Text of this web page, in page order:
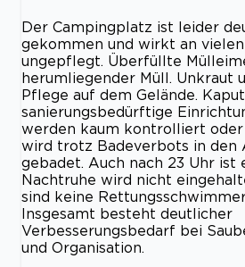
Der Campingplatz ist leider
gekommen und wirkt an
ungepflegt. Überfüllte
herumliegender Müll. Unkraut
Pflege auf dem Gelände.
sanierungsbedürftige
werden kaum kontrolliert oder
wird trotz Badeverbots in den
gebadet. Auch nach 23 Uhr ist
Nachtruhe wird nicht
sind keine
Insgesamt besteht deutlicher
Verbesserungsbedarf bei
und Organisation.